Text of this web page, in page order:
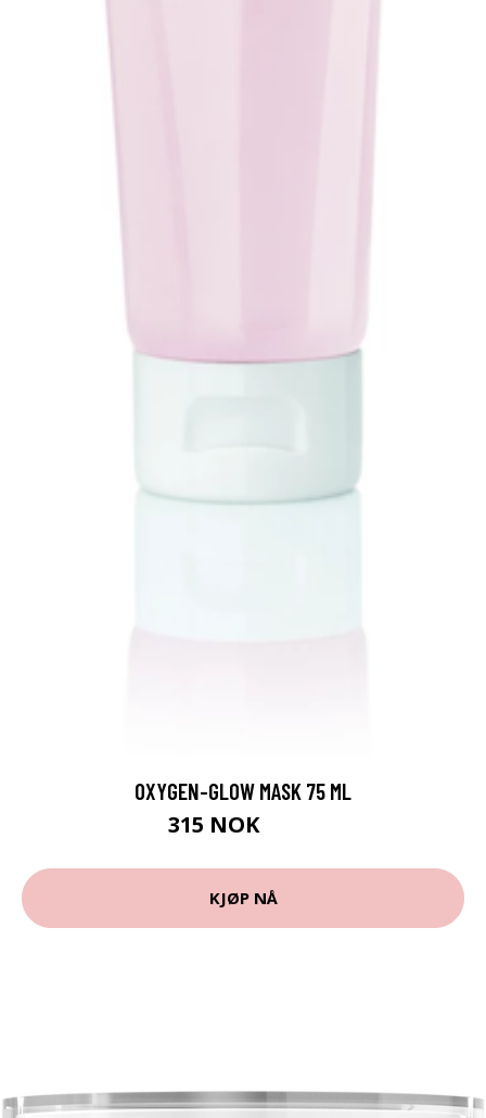
OXYGEN-GLOW MASK 75 ML
315 NOK
KJØP NÅ